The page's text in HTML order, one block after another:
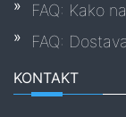
FAQ: Kako
FAQ: Dostava
KONTAKT